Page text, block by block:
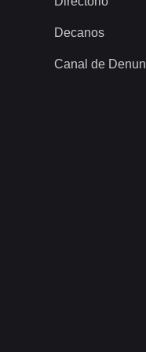
Decanos
Canal de